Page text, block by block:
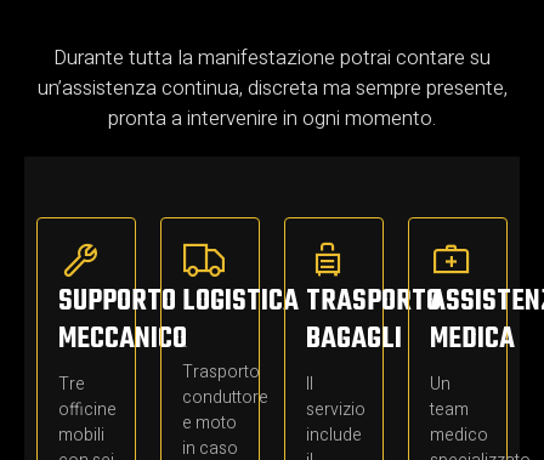
Durante tutta la manifestazione potrai contare su
un’assistenza continua, discreta ma sempre presente,
pronta a intervenire in ogni momento.
SUPPORTO
MECCANICO
Tre
officine
mobili
LOGISTICA
-
Trasporto
conduttore
e moto
in caso
TRASPORTO
BAGAGLI
Il
servizio
include
MEDICA
Un
team
medico